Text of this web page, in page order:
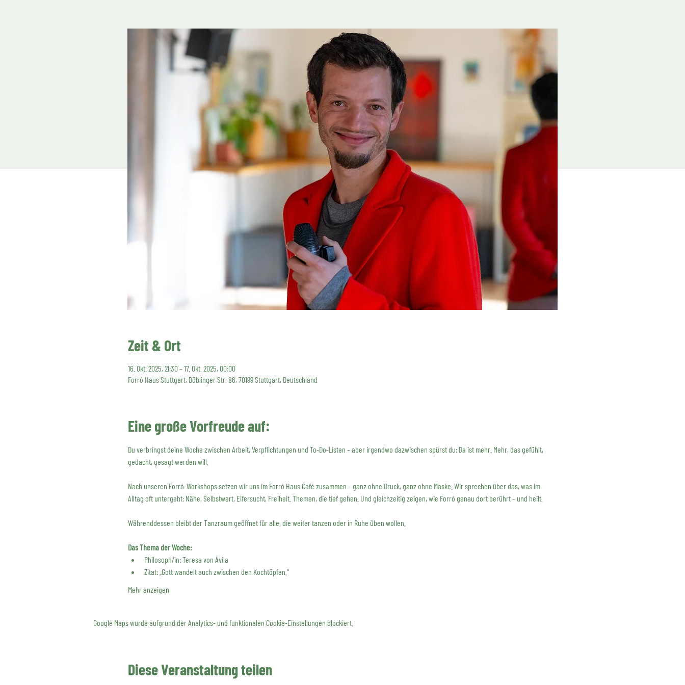
Zeit & Ort
16. Okt. 2025, 21:30 – 17. Okt. 2025, 00:00
Forró Haus Stuttgart, Böblinger Str. 86, 70199 Stuttgart, Deutschland
Eine große Vorfreude auf:
Du verbringst deine Woche zwischen Arbeit, Verpflichtungen und To-Do-Listen – aber irgendwo dazwischen spürst du: Da ist mehr. Mehr, das gefühlt,
gedacht, gesagt werden will.
Nach unseren Forró-Workshops setzen wir uns im Forró Haus Café zusammen – ganz ohne Druck, ganz ohne Maske. Wir sprechen über das, was im
Alltag oft untergeht: Nähe, Selbstwert, Eifersucht, Freiheit. Themen, die tief gehen. Und gleichzeitig zeigen, wie Forró genau dort berührt – und heilt.
Währenddessen bleibt der Tanzraum geöffnet für alle, die weiter tanzen oder in Ruhe üben wollen.
Das Thema der Woche:
Philosoph/in: Teresa von Ávila
Zitat: „Gott wandelt auch zwischen den Kochtöpfen.“
Mehr anzeigen
Google Maps wurde aufgrund der Analytics- und funktionalen Cookie-Einstellungen blockiert.
Diese Veranstaltung teilen